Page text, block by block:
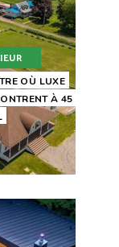
OÙ LUXE
À 45